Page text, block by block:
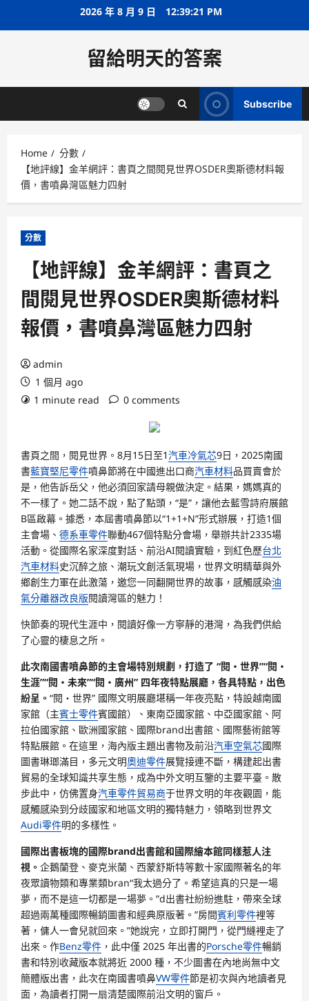
2026 年 8 月 9 日 12:39:22 PM
留給明天的答案
Subscribe
Home
分數
【地評線】金羊網評：書頁之間閱見世界OSDER奧斯德材料報
價，書噴鼻灣區魅力四射
分數
【地評線】金羊網評：書頁之
間閱見世界OSDER奧斯德材料
報價，書噴鼻灣區魅力四射
admin
1 個月 ago
1 minute read
0 comments
書頁之間，閱見世界。8月15日至1汽車冷氣芯9日，2025南國
書藍寶堅尼零件噴鼻節將在中國進出口商汽車材料品買賣會於
是，他告訴岳父，他必須回家請母親做決定。結果，媽媽真的
不一樣了。她二話不說，點了點頭，“是”，讓他去藍雪詩府展館
B區啟幕。據悉，本屆書噴鼻節以“1+1+N”形式辦展，打造1個
主會場、 德系車零件聯動467個特點分會場，舉辦共計2335場
活動。從國際名家深度對話、前沿AI閱讀實驗，到紅色歷台北
汽車材料史沉醉之旅、潮玩文創活氣現場，世界文明精華與外
鄉創生力軍在此激蕩，邀您一同翻開世界的故事，感觸感染油
氣分離器改良版閱讀灣區的魅力！
快節奏的現代生涯中，閱讀好像一方寧靜的港灣，為我們供給
了心靈的棲息之所。
此次南國書噴鼻節的主會場特別規劃，打造了 “閱・世界”“閱・
生涯”“閱・未來”“閱・廣州” 四年夜特點展廳，各具特點，出色
紛呈。 “閱・世界” 國際文明展廳堪稱一年夜亮點，特設越南國
家館（主賓士零件賓國館）、東南亞國家館、中亞國家館、阿
拉伯國家館、歐洲國家館、國際brand出書館、國際藝術館等
特點展館。在這里，海內版主題出書物及前沿汽車空氣芯國際
圖書琳瑯滿目，多元文明奧迪零件展覽接連不斷，構建起出書
貿易的全球知識共享生態，成為中外文明互鑒的主要平臺。散
步此中，仿佛置身汽車零件貿易商于世界文明的年夜觀園，能
感觸感染到分歧國家和地區文明的獨特魅力，領略到世界文
Audi零件明的多樣性。
國際出書板塊的國際brand出書館和國際繪本館同樣惹人注
視。 企鵝蘭登、麥克米蘭、西蒙舒斯特等數十家國際著名的年
夜眾讀物類和專業類bran“我太過分了。希望這真的只是一場
夢，而不是這一切都是一場夢。”d出書社紛紛進駐，帶來全球
超過兩萬種國際暢銷圖書和經典原版著。”房間賓利零件裡等
著，傭人一會兒就回來。”她說完，立即打開門，從門縫裡走了
出來。作Benz零件 ，此中僅 2025 年出書的Porsche零件暢銷
書和特別收藏版本就將近 2000 種，不少圖書在內地尚無中文
簡體版出書，此次在南國書噴鼻VW零件節是初次與內地讀者見
面，為讀者打開一扇清楚國際前沿文明的窗戶。